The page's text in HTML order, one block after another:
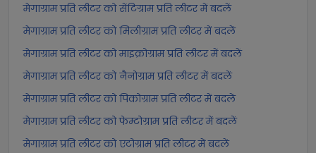
मेगाग्राम प्रति लीटर को सेंटिग्राम प्रति लीटर में बदलें
मेगाग्राम प्रति लीटर को मिलीग्राम प्रति लीटर में बदलें
मेगाग्राम प्रति लीटर को माइक्रोग्राम प्रति लीटर में बदलें
मेगाग्राम प्रति लीटर को नैनोग्राम प्रति लीटर में बदलें
मेगाग्राम प्रति लीटर को पिकोग्राम प्रति लीटर में बदलें
मेगाग्राम प्रति लीटर को फेम्टोग्राम प्रति लीटर में बदलें
मेगाग्राम प्रति लीटर को एटोग्राम प्रति लीटर में बदलें